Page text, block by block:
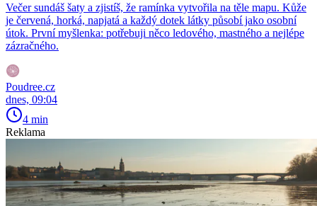
Večer sundáš šaty a zjistíš, že ramínka vytvořila na těle mapu. Kůže
je červená, horká, napjatá a každý dotek látky působí jako osobní
útok. První myšlenka: potřebuji něco ledového, mastného a nejlépe
zázračného.
Poudree.cz
dnes, 09:04
4 min
Reklama